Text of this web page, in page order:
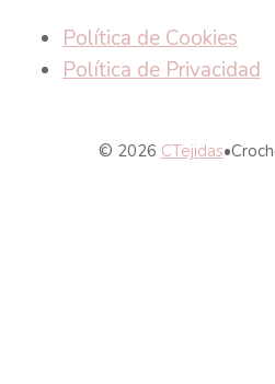
Política de Cookies
Política de Privacidad
© 2026 CTejidas•